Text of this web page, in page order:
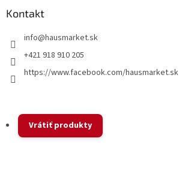
Kontakt
info@hausmarket.sk
+421 918 910 205
https://www.facebook.com/hausmarket.sk
Vrátiť produkty